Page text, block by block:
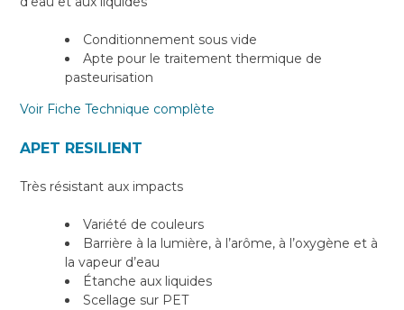
Conditionnement sous vide
Apte pour le traitement thermique de
pasteurisation
Voir Fiche Technique complète
APET RESILIENT
Très résistant aux impacts
Variété de couleurs
Barrière à la lumière, à l’arôme, à l’oxygène et à
la vapeur d’eau
Étanche aux liquides
Scellage sur PET